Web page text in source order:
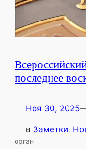
последнее
Ноя 30, 2025
в Заметки,
орган